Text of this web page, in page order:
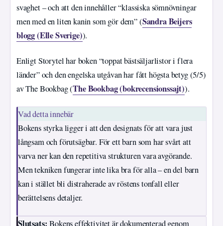
svaghet – och att den innehåller “klassiska sömnövningar
men med en liten kanin som gör dem” (Sandra Beijers
blogg (Elle Sverige)).
Enligt Storytel har boken “toppat bästsäljarlistor i flera
länder” och den engelska utgåvan har fått högsta betyg (5/5)
av The Bookbag (The Bookbag (bokrecensionssajt)).
Vad detta innebär
Bokens styrka ligger i att den designats för att vara just
långsam och förutsägbar. För ett barn som har svårt att
varva ner kan den repetitiva strukturen vara avgörande.
Men tekniken fungerar inte lika bra för alla – en del barn
kan i stället bli distraherade av röstens tonfall eller
berättelsens detaljer.
Slutsats: Bokens effektivitet är dokumenterad genom